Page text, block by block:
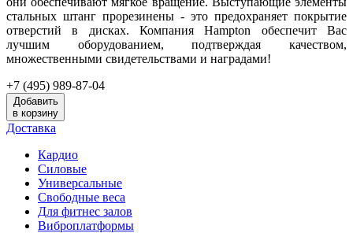
стальных штанг прорезинены - это предохраняет покрытие
отверстий в дисках. Компания Hampton обеспечит Вас
лучшим оборудованием, подтверждая качеством,
множественными свидетельствами и наградами!
+7 (495) 989-87-04
Добавить
в корзину
Доставка
Кардио
Силовые
Универсальные
Свободные веса
Для фитнес залов
Виброплатформы